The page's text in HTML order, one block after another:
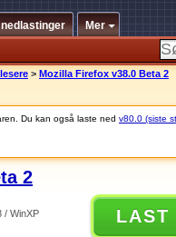
Mer
> Mozilla Firefox v38.0 Beta 2
Du kan også laste ned v80.0 (siste
2
/ WinXP LAST